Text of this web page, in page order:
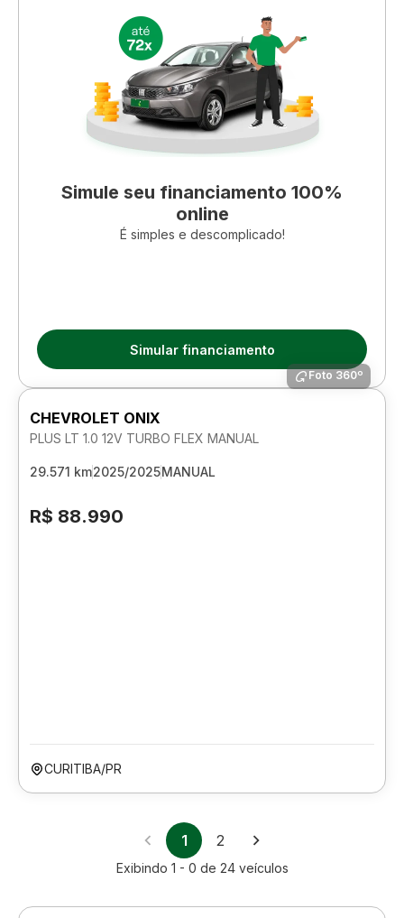
Simule seu financiamento 100%
online
É simples e descomplicado!
Simular financiamento
Foto 360º
CHEVROLET ONIX
PLUS LT 1.0 12V TURBO FLEX MANUAL
29.571 km2025/2025MANUAL
R$ 88.990
CURITIBA/PR
1 2
Exibindo 1 - 0 de 24 veículos